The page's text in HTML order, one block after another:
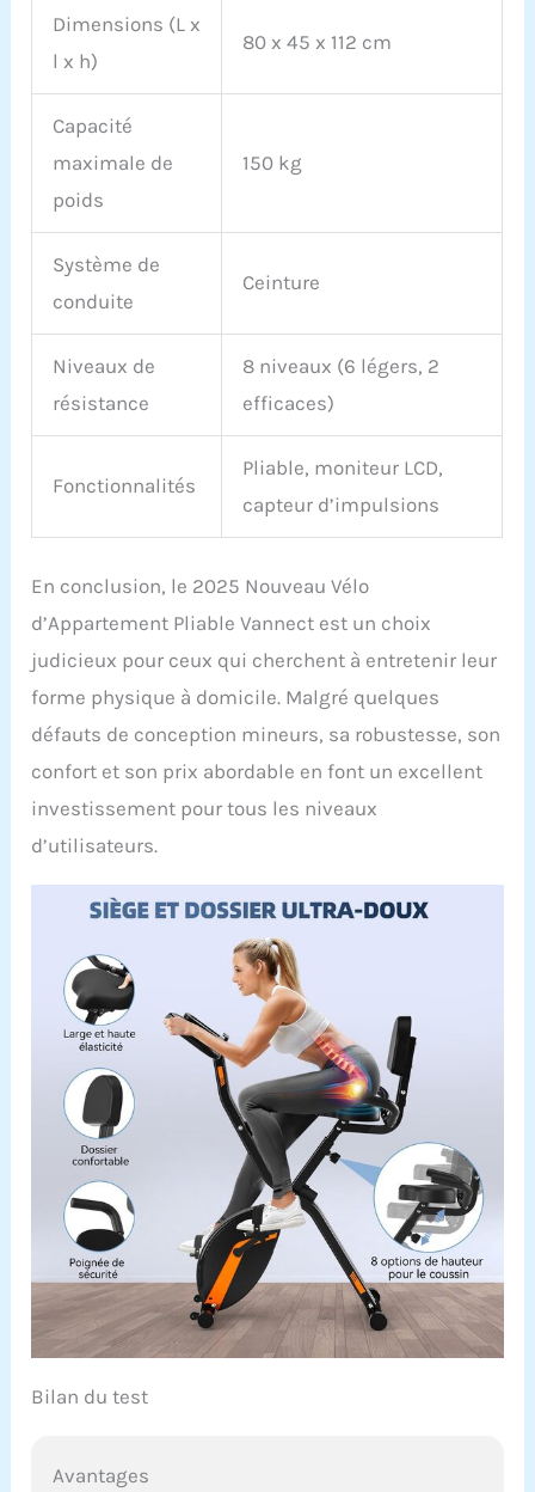
sélectionnez "Vos
recherchez l'ID de la
cliquez sur "Poser une
Dimensions (L x
l x h)
80 x 45 x 112 cm
Capacité
maximale de
poids
150 kg
Système de
conduite
Ceinture
Niveaux de
résistance
8 niveaux (6 légers, 2
efficaces)
Fonctionnalités
Pliable, moniteur LCD,
capteur d’impulsions
En conclusion, le 2025 Nouveau Vélo
d’Appartement Pliable Vannect est un choix
judicieux pour ceux qui cherchent à entretenir leur
forme physique à domicile. Malgré quelques
défauts de conception mineurs, sa robustesse, son
confort et son prix abordable en font un excellent
investissement pour tous les niveaux
d’utilisateurs.
Bilan du test
Avantages